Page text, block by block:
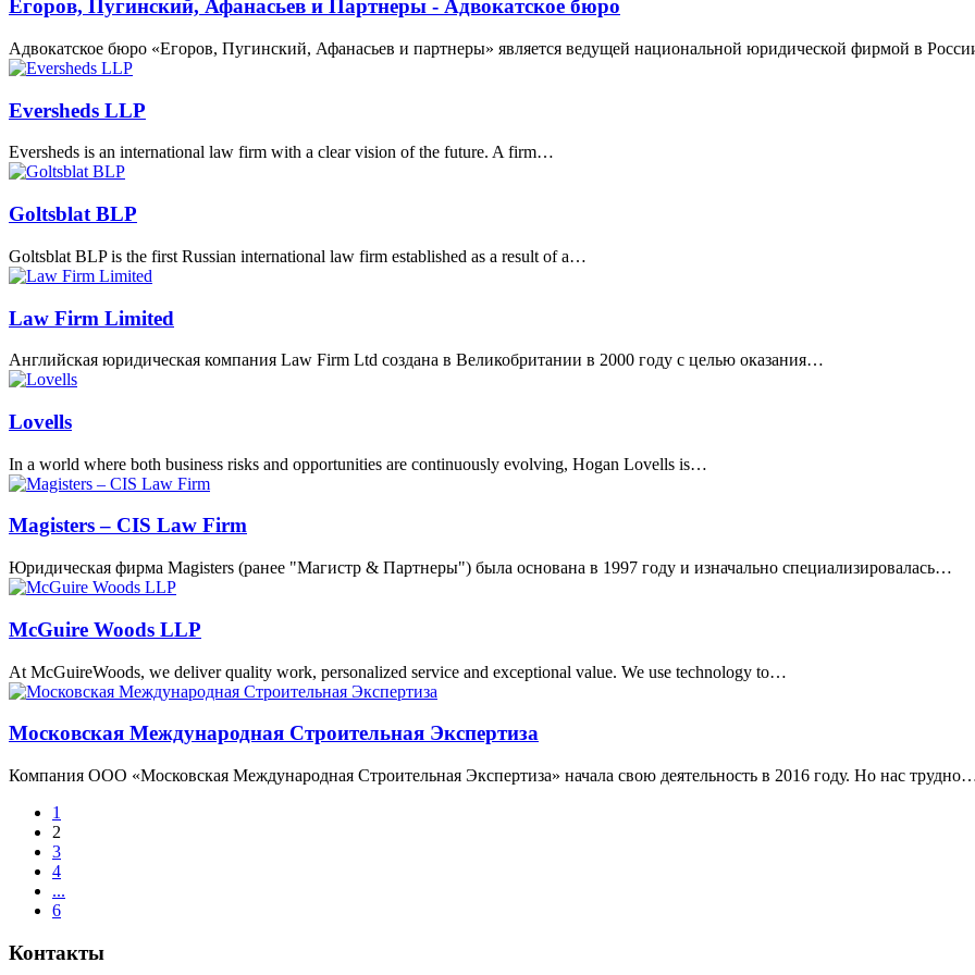
Егоров, Пугинский, Афанасьев и Партнеры - Адвокатское бюро
Адвокатское бюро «Егоров, Пугинский, Афанасьев и партнеры» является ведущей национальной юридической фирмой в
Eversheds LLP
Eversheds is an international law firm with a clear vision of the future. A firm…
Goltsblat BLP
Goltsblat BLP is the first Russian international law firm established as a result of a…
Law Firm Limited
Английская юридическая компания Law Firm Ltd создана в Великобритании в 2000 году с целью оказания…
Lovells
In a world where both business risks and opportunities are continuously evolving, Hogan Lovells is…
Magisters – CIS Law Firm
Юридическая фирма Magisters (ранее "Магистр & Партнеры") была основана в 1997 году и изначально специализировалась…
McGuire Woods LLP
At McGuireWoods, we deliver quality work, personalized service and exceptional value. We use technology to…
Московская Международная Строительная Экспертиза
Компания ООО «Московская Международная Строительная Экспертиза» начала свою деятельность в 2016 году. Но нас
1
2
3
4
...
6
Контакты